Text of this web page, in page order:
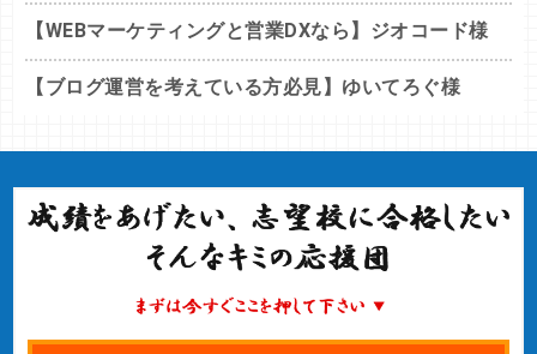
【WEBマーケティングと営業DXなら】ジオコード様
【ブログ運営を考えている方必見】ゆいてろぐ様